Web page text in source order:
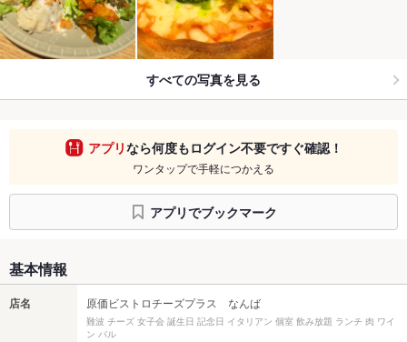
すべての写真を見る
アプリなら何度もログイン不要ですぐ確認！
ワンタップで手軽につかえる
アプリでブックマーク
基本情報
店名 原価ビストロチーズプラス なんば
難波 チーズ 女子会 誕生日 記念日 イタリアン 個室 飲み放題 ランチ 肉 ワイ
ン バル